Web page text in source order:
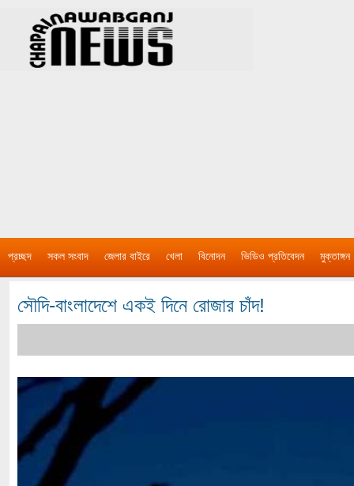
প্রচ্ছদ সকল সংবাদ জেলার বাইরে খেলা বিনোদন ভিডিও প্রতিবেদন মুক্তাঙ্গন
সৌদি-বাংলাদেশে একই দিনে রোজার চাঁদ!